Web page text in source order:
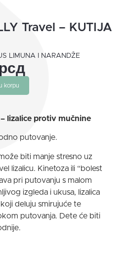
Travel – KUTIJA
LIMUNA I NARANDŽE
рсд
korpu
lizalice protiv mučnine
putovanje.
biti manje stresno uz
lizalicu. Kinetoza ili “bolest
pri putovanju s malom
izgleda i ukusa, lizalica
deluju smirujuće te
putovanja. Dete će biti